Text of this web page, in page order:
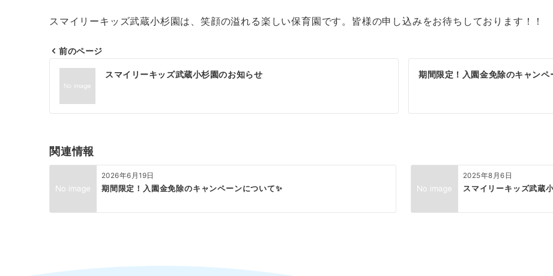
スマイリーキッズ武蔵小杉園は、笑顔の溢れる楽しい保育園です。皆様の申し込みをお待ちしております！！
投
ナ
ゲ
ー
シ
ョ
前のページ
スマイリーキッズ武蔵小杉園のお知らせ 期間限定！入園金免除のキャンペ
関連情報
2026年6月19日
期間限定！入園金免除のキャンペーンについて✨
2025年8月6日
スマイリーキッズ武蔵